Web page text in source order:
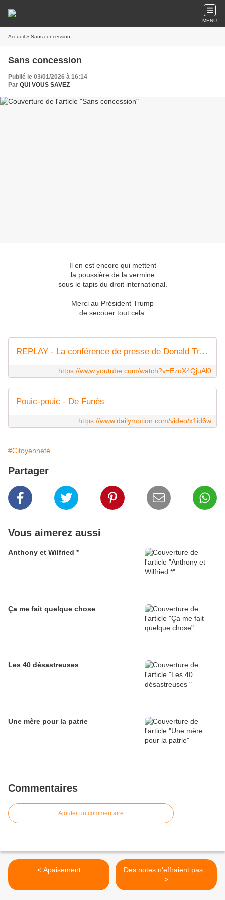
MENU
Accueil » Sans concession
Sans concession
Publié le 03/01/2026 à 16:14
Par QUI VOUS SAVEZ
Il en est encore qui mettent
la poussière de la vermine
sous le tapis du droit international.
Merci au Président Trump
de secouer tout cela.
REPLAY - La conférence de presse de Donald Trump sur la capture de Maduro * FRANCE 24
https://www.youtube.com/watch?v=EzoX4QjuAl0
Pouic-pouic - De Funès
https://www.dailymotion.com/video/x1id6w
#Citoyenneté
Partager
Vous aimerez aussi
Anthony et Wilfried *
Ça me fait quelque chose
Les 40 désastreuses
Une mère pour la patrie
Commentaires
Ajouter un commentaire
< Apaisement
Des notes n’effraient pas...
>